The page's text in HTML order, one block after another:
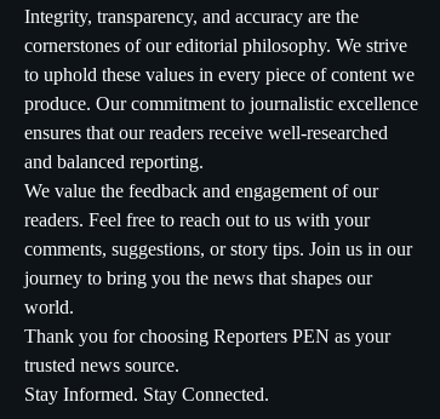
Integrity, transparency, and accuracy are the
cornerstones of our editorial philosophy. We strive
to uphold these values in every piece of content we
produce. Our commitment to journalistic excellence
ensures that our readers receive well-researched
and balanced reporting.
We value the feedback and engagement of our
readers. Feel free to reach out to us with your
comments, suggestions, or story tips. Join us in our
journey to bring you the news that shapes our
world.
Thank you for choosing Reporters PEN as your
trusted news source.
Stay Informed. Stay Connected.